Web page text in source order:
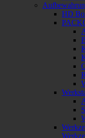
HD